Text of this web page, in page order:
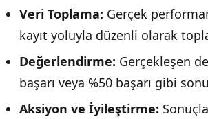
Veri Toplama: Gerçek
kayıt yoluyla düzenli olarak
Değerlendirme: Gerçekleşen
başarı veya %50 başarı gibi
Aksiyon ve İyileştirme: